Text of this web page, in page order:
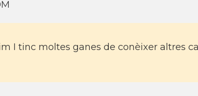
I tinc moltes ganes de conèixer altres